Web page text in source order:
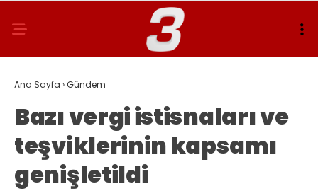
Ana Sayfa ›Gündem
Bazı vergi istisnaları ve
teşviklerinin kapsamı
genişletildi